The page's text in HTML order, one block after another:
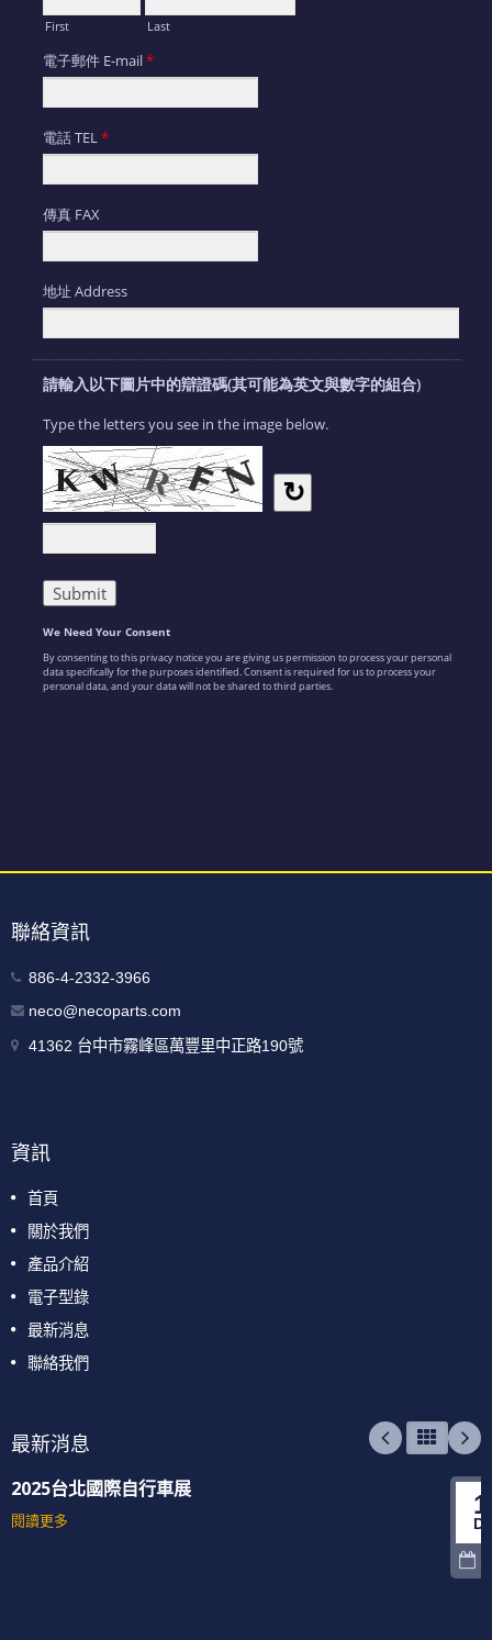
聯絡資訊
886-4-2332-3966
neco@necoparts.com
41362 台中市霧峰區萬豐里中正路190號
資訊
首頁
關於我們
產品介紹
電子型錄
最新消息
聯絡我們
最新消息
2025台北國際自行車展
閱讀更多